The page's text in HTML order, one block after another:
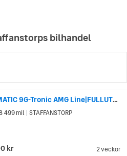
bilhandel
Mercedes-Benz C 250 T d 4MATIC 9G-Tronic AMG Line|FULLUTRUSTAD|FULLSERV
2 veckor
499 mil STAFFANSTORP
kr